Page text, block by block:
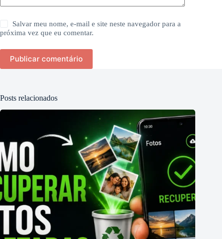
Salvar meu nome, e-mail e site neste navegador para a
próxima vez que eu comentar.
Publicar comentário
Posts relacionados